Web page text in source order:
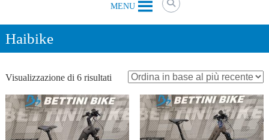
il
tuo
negozio
a
e
non
solo
MENU
Haibike
Visualizzazione di 6 risultatiOrdina
base
al
più